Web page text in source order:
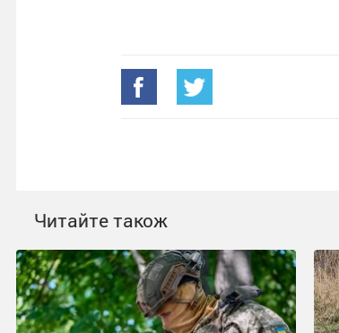
Читайте також